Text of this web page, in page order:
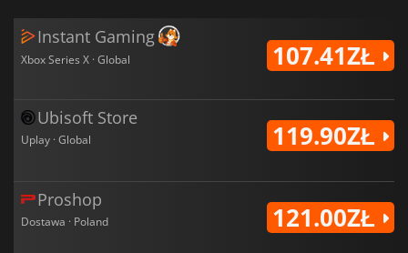
Instant Gaming
Xbox Series X · Global 107.41ZŁ
Ubisoft Store
Uplay · Global 119.90ZŁ
Proshop
Dostawa · Poland 121.00ZŁ